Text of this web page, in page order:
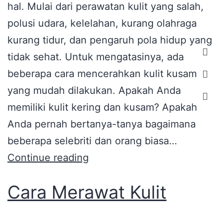
hal. Mulai dari perawatan kulit yang salah,
polusi udara, kelelahan, kurang olahraga
kurang tidur, dan pengaruh pola hidup yang
tidak sehat. Untuk mengatasinya, ada
beberapa cara mencerahkan kulit kusam
yang mudah dilakukan. Apakah Anda
memiliki kulit kering dan kusam? Apakah
Anda pernah bertanya-tanya bagaimana
beberapa selebriti dan orang biasa…
Continue reading
Cara Merawat Kulit